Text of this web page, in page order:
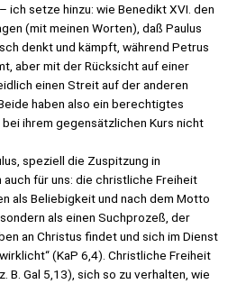
ich setze hinzu: wie Benedikt XVI. den
(mit meinen Worten), daß Paulus
denkt und kämpft, während Petrus
aber mit der Rücksicht auf einer
einen Streit auf der anderen
haben also ein berechtigtes
ihrem gegensätzlichen Kurs nicht
speziell die Zuspitzung in
für uns: die christliche Freiheit
als Beliebigkeit und nach dem Motto
als einen Suchprozeß, der
an Christus findet und sich im Dienst
(KaP 6,4). Christliche Freiheit
B. Gal 5,13), sich so zu verhalten, wie